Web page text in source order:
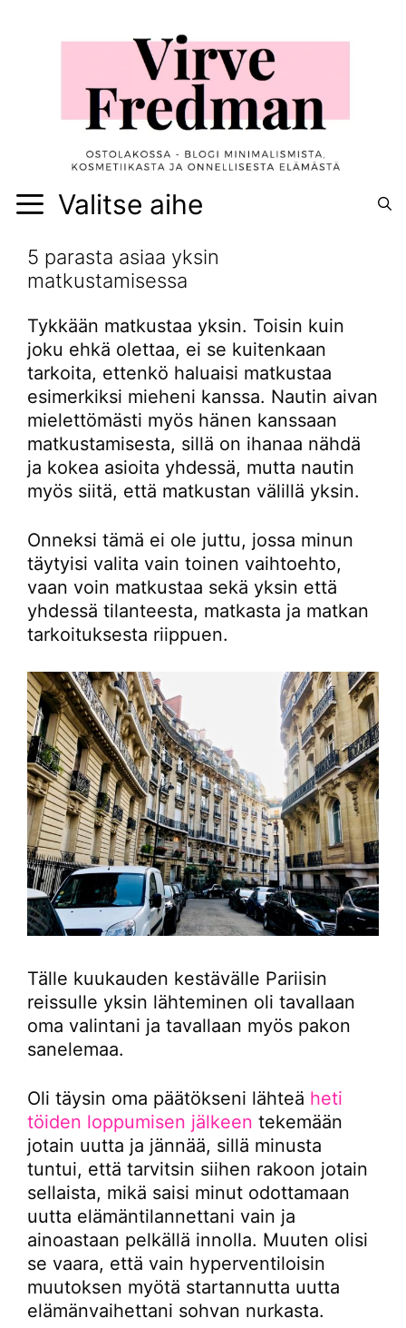
Valitse aihe
5 parasta asiaa yksin
matkustamisessa
Tykkään matkustaa yksin. Toisin kuin
joku ehkä olettaa, ei se kuitenkaan
tarkoita, ettenkö haluaisi matkustaa
esimerkiksi mieheni kanssa. Nautin aivan
mielettömästi myös hänen kanssaan
matkustamisesta, sillä on ihanaa nähdä
ja kokea asioita yhdessä, mutta nautin
myös siitä, että matkustan välillä yksin.
Onneksi tämä ei ole juttu, jossa minun
täytyisi valita vain toinen vaihtoehto,
vaan voin matkustaa sekä yksin että
yhdessä tilanteesta, matkasta ja matkan
tarkoituksesta riippuen.
Tälle kuukauden kestävälle Pariisin
reissulle yksin lähteminen oli tavallaan
oma valintani ja tavallaan myös pakon
sanelemaa.
Oli täysin oma päätökseni lähteä heti
töiden loppumisen jälkeen tekemään
jotain uutta ja jännää, sillä minusta
tuntui, että tarvitsin siihen rakoon jotain
sellaista, mikä saisi minut odottamaan
uutta elämäntilannettani vain ja
ainoastaan pelkällä innolla. Muuten olisi
se vaara, että vain hyperventiloisin
muutoksen myötä startannutta uutta
elämänvaihettani sohvan nurkasta.